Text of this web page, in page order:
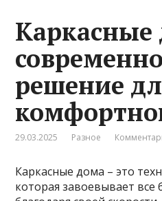
Каркасные
решение
29.03.2025 Разное
Каркасные дома – это
которая завоевывает